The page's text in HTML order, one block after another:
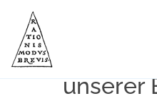
Einfache
unserer